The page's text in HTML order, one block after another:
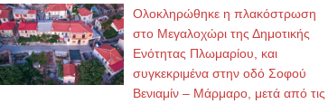
Ολοκληρώθηκε η πλακόστρωση
στο Μεγαλοχώρι της Δημοτικής
Ενότητας Πλωμαρίου, και
συγκεκριμένα στην οδό Σοφού
Βενιαμίν – Μάρμαρο, μετά από τις